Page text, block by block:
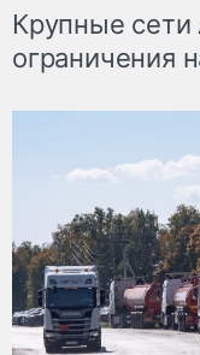
Крупные
ограничения